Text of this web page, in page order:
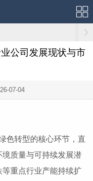
公司发展现状与市
07-04
转型的核心环节，直
质量与可持续发展潜
重点行业产能持续扩